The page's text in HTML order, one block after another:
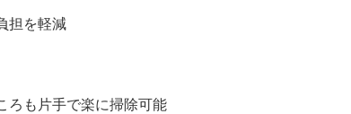
担を軽減
ろも片手で楽に掃除可能